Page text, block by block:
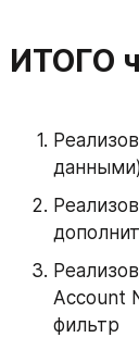
ИТОГО
Account
фильтр